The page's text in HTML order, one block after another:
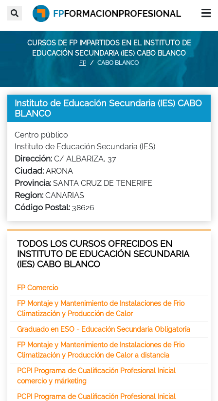
CURSOS DE FP IMPARTIDOS EN EL INSTITUTO DE
EDUCACIÓN SECUNDARIA (IES) CABO BLANCO
FP CABO BLANCO
Instituto de Educación Secundaria (IES) CABO
BLANCO
Centro público
Instituto de Educación Secundaria (IES)
Dirección: C/ ALBARIZA, 37
Ciudad: ARONA
Provincia: SANTA CRUZ DE TENERIFE
Region: CANARIAS
Código Postal: 38626
TODOS LOS CURSOS OFRECIDOS EN
INSTITUTO DE EDUCACIÓN SECUNDARIA
(IES) CABO BLANCO
FP Comercio
FP Montaje y Mantenimiento de Instalaciones de Frio
Climatización y Producción de Calor
Graduado en ESO - Educación Secundaria Obligatoria
FP Montaje y Mantenimiento de Instalaciones de Frio
Climatización y Producción de Calor a distancia
PCPI Programa de Cualificación Profesional Inicial
comercio y márketing
PCPI Programa de Cualificación Profesional Inicial